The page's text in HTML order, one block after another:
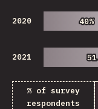
2020 40%
40%
2021
% of survey
respondents